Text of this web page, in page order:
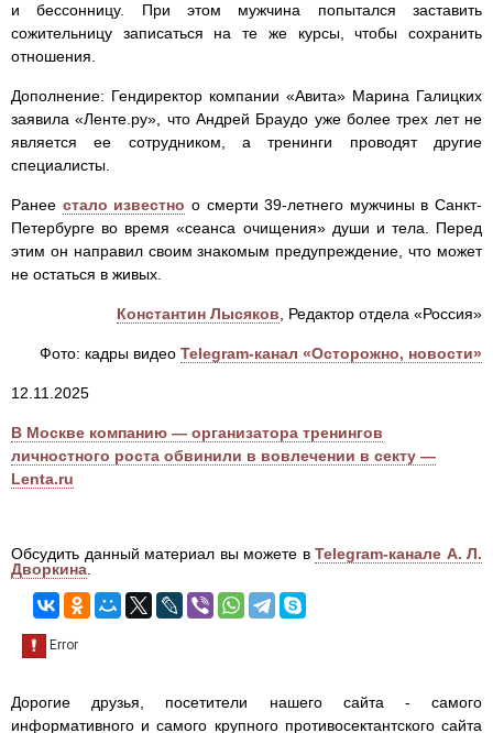
и бессонницу. При этом мужчина попытался заставить
сожительницу записаться на те же курсы, чтобы сохранить
отношения.
Дополнение: Гендиректор компании «Авита» Марина Галицких
заявила «Ленте.ру», что Андрей Браудо уже более трех лет не
является ее сотрудником, а тренинги проводят другие
специалисты.
Ранее стало известно о смерти 39-летнего мужчины в Санкт-
Петербурге во время «сеанса очищения» души и тела. Перед
этим он направил своим знакомым предупреждение, что может
не остаться в живых.
Константин Лысяков , Редактор отдела «Россия»
Фото: кадры видео Telegram-канал «Осторожно, новости»
12.11.2025
В Москве компанию — организатора тренингов
личностного роста обвинили в вовлечении в секту —
Lenta.ru
Обсудить данный материал вы можете в Telegram-канале А. Л.
Дворкина
Дорогие друзья, посетители нашего сайта - самого
информативного и самого крупного противосектантского сайта